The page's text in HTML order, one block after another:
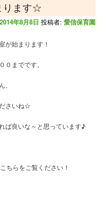
ります☆
2014年8月8日 投稿者: 愛信保育園
が始まります！
までです。
さいね☆
ば良いな～と思っています♪
ちらをご覧ください！